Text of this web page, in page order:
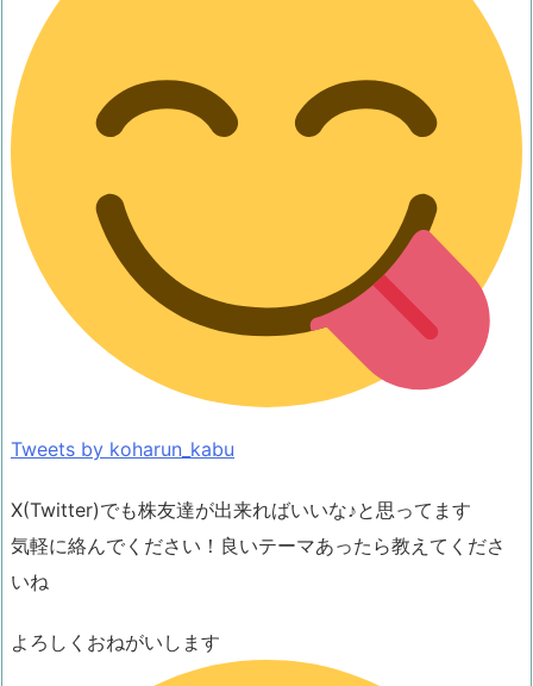
Tweets by koharun_kabu
X(Twitter)でも株友達が出来ればいいな♪と思ってます
気軽に絡んでください！良いテーマあったら教えてくださ
いね
よろしくおねがいします